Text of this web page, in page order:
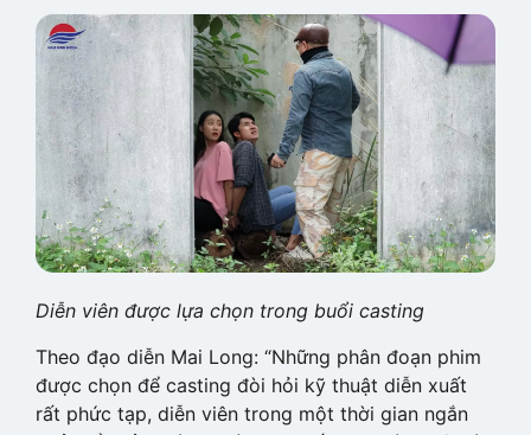
Diễn viên được lựa chọn trong buổi casting
Theo đạo diễn Mai Long: “Những phân đoạn phim
được chọn để casting đòi hỏi kỹ thuật diễn xuất
rất phức tạp, diễn viên trong một thời gian ngắn